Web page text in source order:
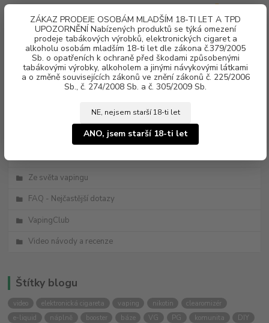
ZÁKAZ PRODEJE OSOBÁM MLADŠÍM 18-TI LET A TPD
UPOZORNĚNÍ Nabízených produktů se týká omezení
prodeje tabákových výrobků, elektronických cigaret a
alkoholu osobám mladším 18-ti let dle zákona č.379/2005
Sb. o opatřeních k ochraně před škodami způsobenými
tabákovými výrobky, alkoholem a jinými návykovými látkami
a o změně souvisejících zákonů ve znění zákonů č. 225/2006
Sb., č. 274/2008 Sb. a č. 305/2009 Sb.
NE, nejsem starší 18-ti let
ANO, jsem starší 18-ti let
Menu
za0 Kč
Ze světa vapingu
FAQ - Nejčastější dotazy
VapingClub
Video návody a recenze
Štítky blogu
video elektronická cigareta vaping nikotin
clearomizér
e-liquid
náplně booster báze VG PG komunita
DIY